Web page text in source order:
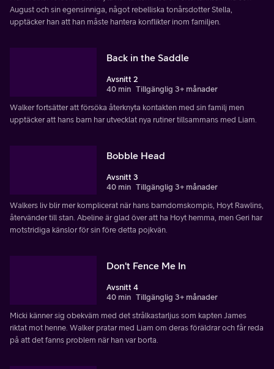
August och sin egensinniga, något rebelliska tonårsdotter Stella,
upptäcker han att han måste hantera konflikter inom familjen.
Back in the Saddle
Avsnitt 2
40 min Tillgänglig 3+ månader
Walker fortsätter att försöka återknyta kontakten med sin familj men
upptäcker att hans barn har utvecklat nya rutiner tillsammans med Liam.
Bobble Head
Avsnitt 3
40 min Tillgänglig 3+ månader
Walkers liv blir mer komplicerat när hans barndomskompis, Hoyt Rawlins,
återvänder till stan. Abeline är glad över att ha Hoyt hemma, men Geri har
motstridiga känslor för sin före detta pojkvän.
Don't Fence Me In
Avsnitt 4
40 min Tillgänglig 3+ månader
Micki känner sig obekväm med det strålkastarljus som kapten James
riktat mot henne. Walker pratar med Liam om deras föräldrar och får reda
på att det fanns problem när han var borta.